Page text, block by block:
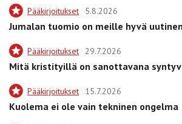
Pääkirjoitukset 5.8.2026
Jumalan tuomio on meille hyvä uutinen
Pääkirjoitukset 29.7.2026
Mitä kristityillä on sanottavana
Pääkirjoitukset 15.7.2026
Kuolema ei ole vain tekninen ongelma